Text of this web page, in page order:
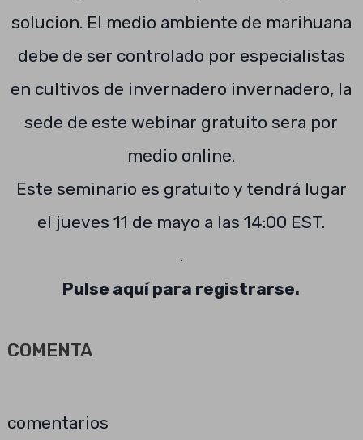
solucion. El medio ambiente de marihuana
debe de ser controlado por especialistas
en cultivos de invernadero invernadero, la
sede de este webinar gratuito sera por
medio online.
Este seminario es gratuito y tendrá lugar
el jueves 11 de mayo a las 14:00 EST.
.
Pulse aquí para registrarse.
COMENTA
comentarios